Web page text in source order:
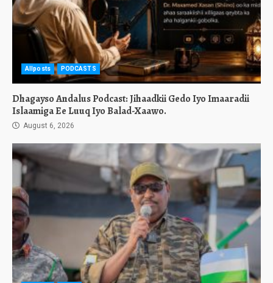
Allposts PODCASTS
Dhagayso Andalus Podcast: Jihaadkii Gedo Iyo Imaaradii
Islaamiga Ee Luuq Iyo Balad-Xaawo.
August 6, 2026